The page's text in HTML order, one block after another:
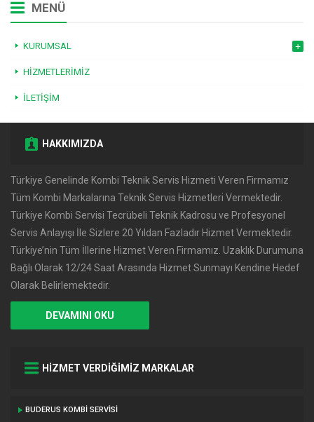
MENÜ
KURUMSAL
HIZMETLERIMIZ
İLETIŞIM
HAKKIMIZDA
Türkiye Genelinde Kombi Teknik Servis Hizmeti Veren Firmamız
Tüm Kombi Markalarına Teknik Servis Hizmetleri Vermektedir.
Türkiye Kombi Servisi Tecrübeli Teknik Kadrosu ve Profesyonel
Servis Anlayışı İle Sizlere 20 Yıldan Fazladır Hizmet Vermektedir.
Türkiye’nin Tüm İllerine Hizmet Veren Firmamız. Uzaklık Durumuna
Bağlı Olarak 12/24 Saat Arasında Hizmet Sunmayı Kendine Hedef
Olarak Belirlemektedir.
DEVAMINI OKU
HİZMET VERDİĞİMİZ MARKALAR
BUDERUS KOMBI SERVISI